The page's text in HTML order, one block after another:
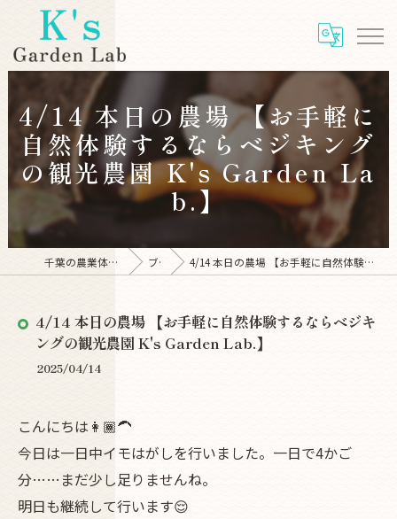
4/14 本日の農場 【お手軽に
自然体験するならベジキング
の観光農園 K's Garden La
b.】
千葉の農業体験ならK's Garden Lab ブログ 4/14 本日の農場 【お手軽に自然体験するならベジキングの観光農園 K's Garden Lab.】
4/14 本日の農場 【お手軽に自然体験するならベジキ
ングの観光農園 K's Garden Lab.】
2025/04/14
こんにちは👩🏾‍🦱
今日は一日中イモはがしを行いました。一日で4かご
分……まだ少し足りませんね。
明日も継続して行います😌